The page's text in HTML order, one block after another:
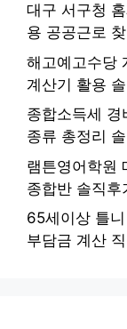
대구 서구청
용 공공근로
해고예고수당
계산기 활용
종합소득세
종류 총정리
램튼영어학원
종합반 솔직후
65세이상 틀
부담금 계산